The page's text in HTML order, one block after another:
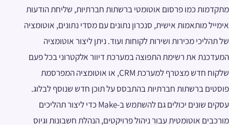
מתקדמות כמו פרסום אוטומטי ברשתות חברתיות, שליחת הודעות
אימייל מותאמות אישית, סנכרון נתונים עם מסדי נתונים, אוטומציה
של תהליכי מכירות ושירות לקוחות ועוד. ניתן ליצור אוטומציה
המעדכנת את רשימת התפוצה במערכת דיוור אלקטרוני בכל פעם
שלקוח חדש מצטרף למערכת CRM, או אוטומציה המפרסמת
פוסטים ברשתות חברתיות בהתבסס על תוכן חדש שנוסף לבלוג.
עסקים שונים יכולים גם להשתמש ב-Make כדי ליצור תהליכים
מורכבים אוטומטית עבור ניהול פרויקטים, הנהלת חשבונות וגיוס